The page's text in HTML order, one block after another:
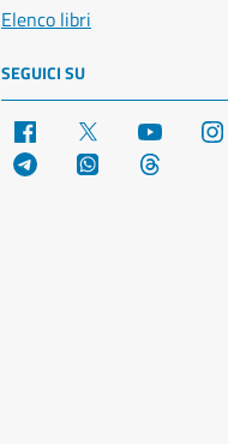
Elenco libri
SEGUICI SU
Facebook YouTube
Telegram WhatsApp